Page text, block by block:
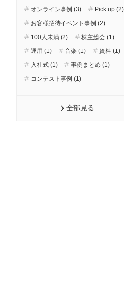
オンライン事例 (3)
Pick up (2)
お客様招待イベント事例 (2)
100人未満 (2)
株主総会 (1)
運用 (1)
音楽 (1)
資料 (1)
入社式 (1)
事例まとめ (1)
コンテスト事例 (1)
全部見る